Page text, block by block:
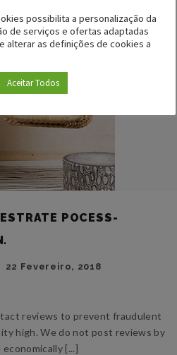
POCESS-
22 Fevereiro, 2018
reviews to prevent fraudulent
high. We do not post reviews by
[...]
possibilita a personalização da
de serviços e ofertas adaptadas
alterar as definições de cookies a
Aceitar Todos